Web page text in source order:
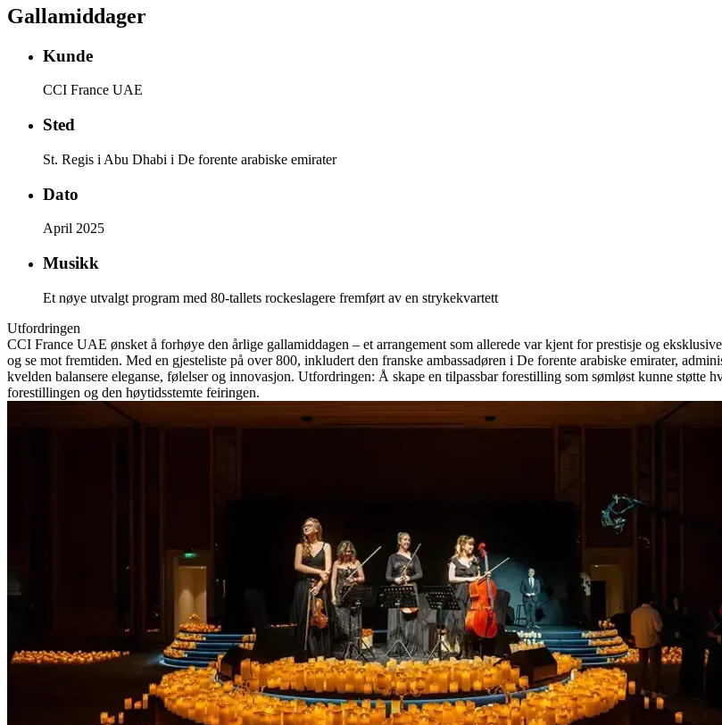
Gallamiddager
Kunde
CCI France UAE
Sted
St. Regis i Abu Dhabi i De forente arabiske emirater
Dato
April 2025
Musikk
Et nøye utvalgt program med 80-tallets rockeslagere fremført av en strykekvartett
Utfordringen
CCI France UAE ønsket å forhøye den årlige gallamiddagen – et arrangement som allerede var kjent for prestisje og
og se mot fremtiden. Med en gjesteliste på over 800, inkludert den franske ambassadøren i De forente arabiske emirater,
kvelden balansere eleganse, følelser og innovasjon. Utfordringen: Å skape en tilpassbar forestilling som sømløst kunne
forestillingen og den høytidsstemte feiringen.